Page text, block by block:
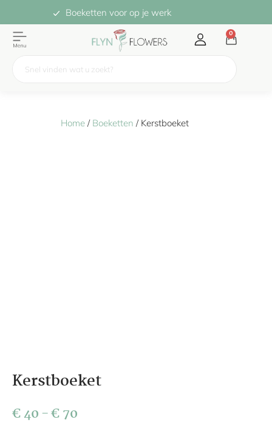
Boeketten voor op je werk
0
Home/ Boeketten / Kerstboeket
Kerstboeket
€40-€70